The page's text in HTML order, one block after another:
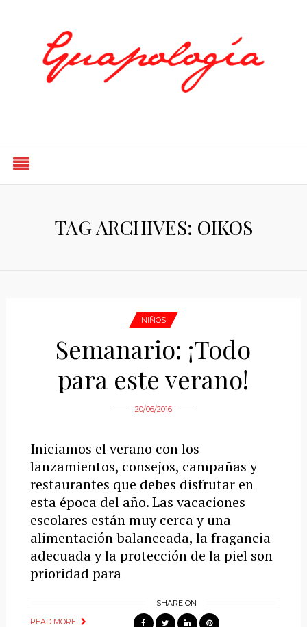
TAG ARCHIVES: OIKOS
NIÑOS
Semanario: ¡Todo
para este verano!
20/06/2016
Iniciamos el verano con los
lanzamientos, consejos, campañas y
restaurantes que debes disfrutar en
esta época del año. Las vacaciones
escolares están muy cerca y una
alimentación balanceada, la fragancia
adecuada y la protección de la piel son
prioridad para
READ MORE
SHARE ON